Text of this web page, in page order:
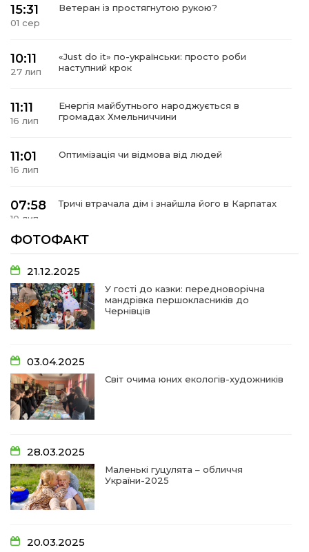
15:31
01 сер
Ветеран із простягнутою рукою?
10:11
27 лип
«Just do it» по-українськи: просто роби
наступний крок
11:11
16 лип
Енергія майбутнього народжується в
громадах Хмельниччини
11:01
16 лип
Оптимізація чи відмова від людей
07:58
10 лип
Тричі втрачала дім і знайшла його в Карпатах
10 лип
13:30
06 лип
Від прикордонної застави до Донбасу:
14:18
01 лип
09:31
28 чер
Творчі підсумки юних художників
09:28
28 чер
Довгопільський рок заради благодійності
09:20
28 чер
Проза Людмили Охріменко: про те, що і гріє, і
болить…
14:44 Рік невідомості та болю:
ФОТОФАКТ
21.12.2025
У гості до казки: передноворічна
мандрівка першокласників до
Чернівців
03.04.2025
Світ очима юних екологів-художників
28.03.2025
Маленькі гуцулята – обличчя
України-2025
20.03.2025